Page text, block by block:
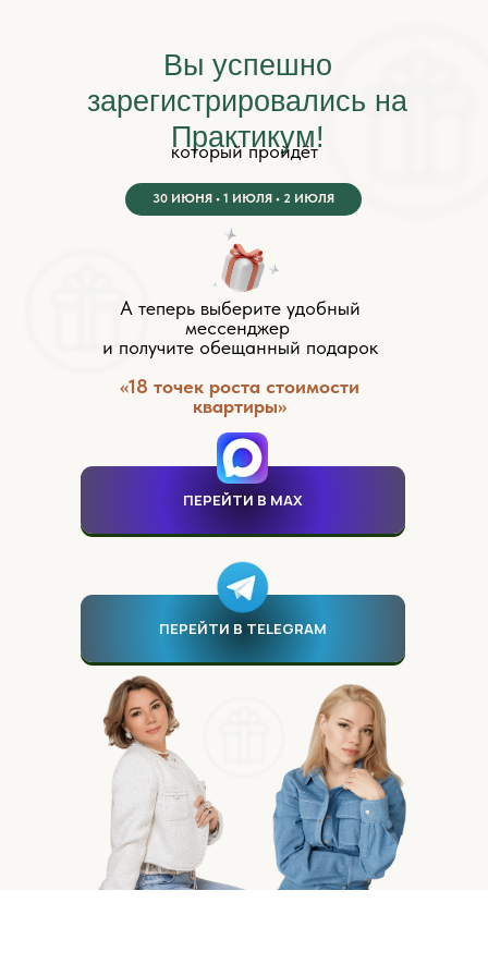
Вы успешно
зарегистрировались на
Практикум!
который пройдёт
ПЕРЕЙТИ В TELEGRAM
ПЕРЕЙТИ В МАХ
30 ИЮНЯ • 1 ИЮЛЯ • 2 ИЮЛЯ
А теперь выберите удобный
мессенджер
и получите обещанный подарок
«18 точек роста стоимости
квартиры»